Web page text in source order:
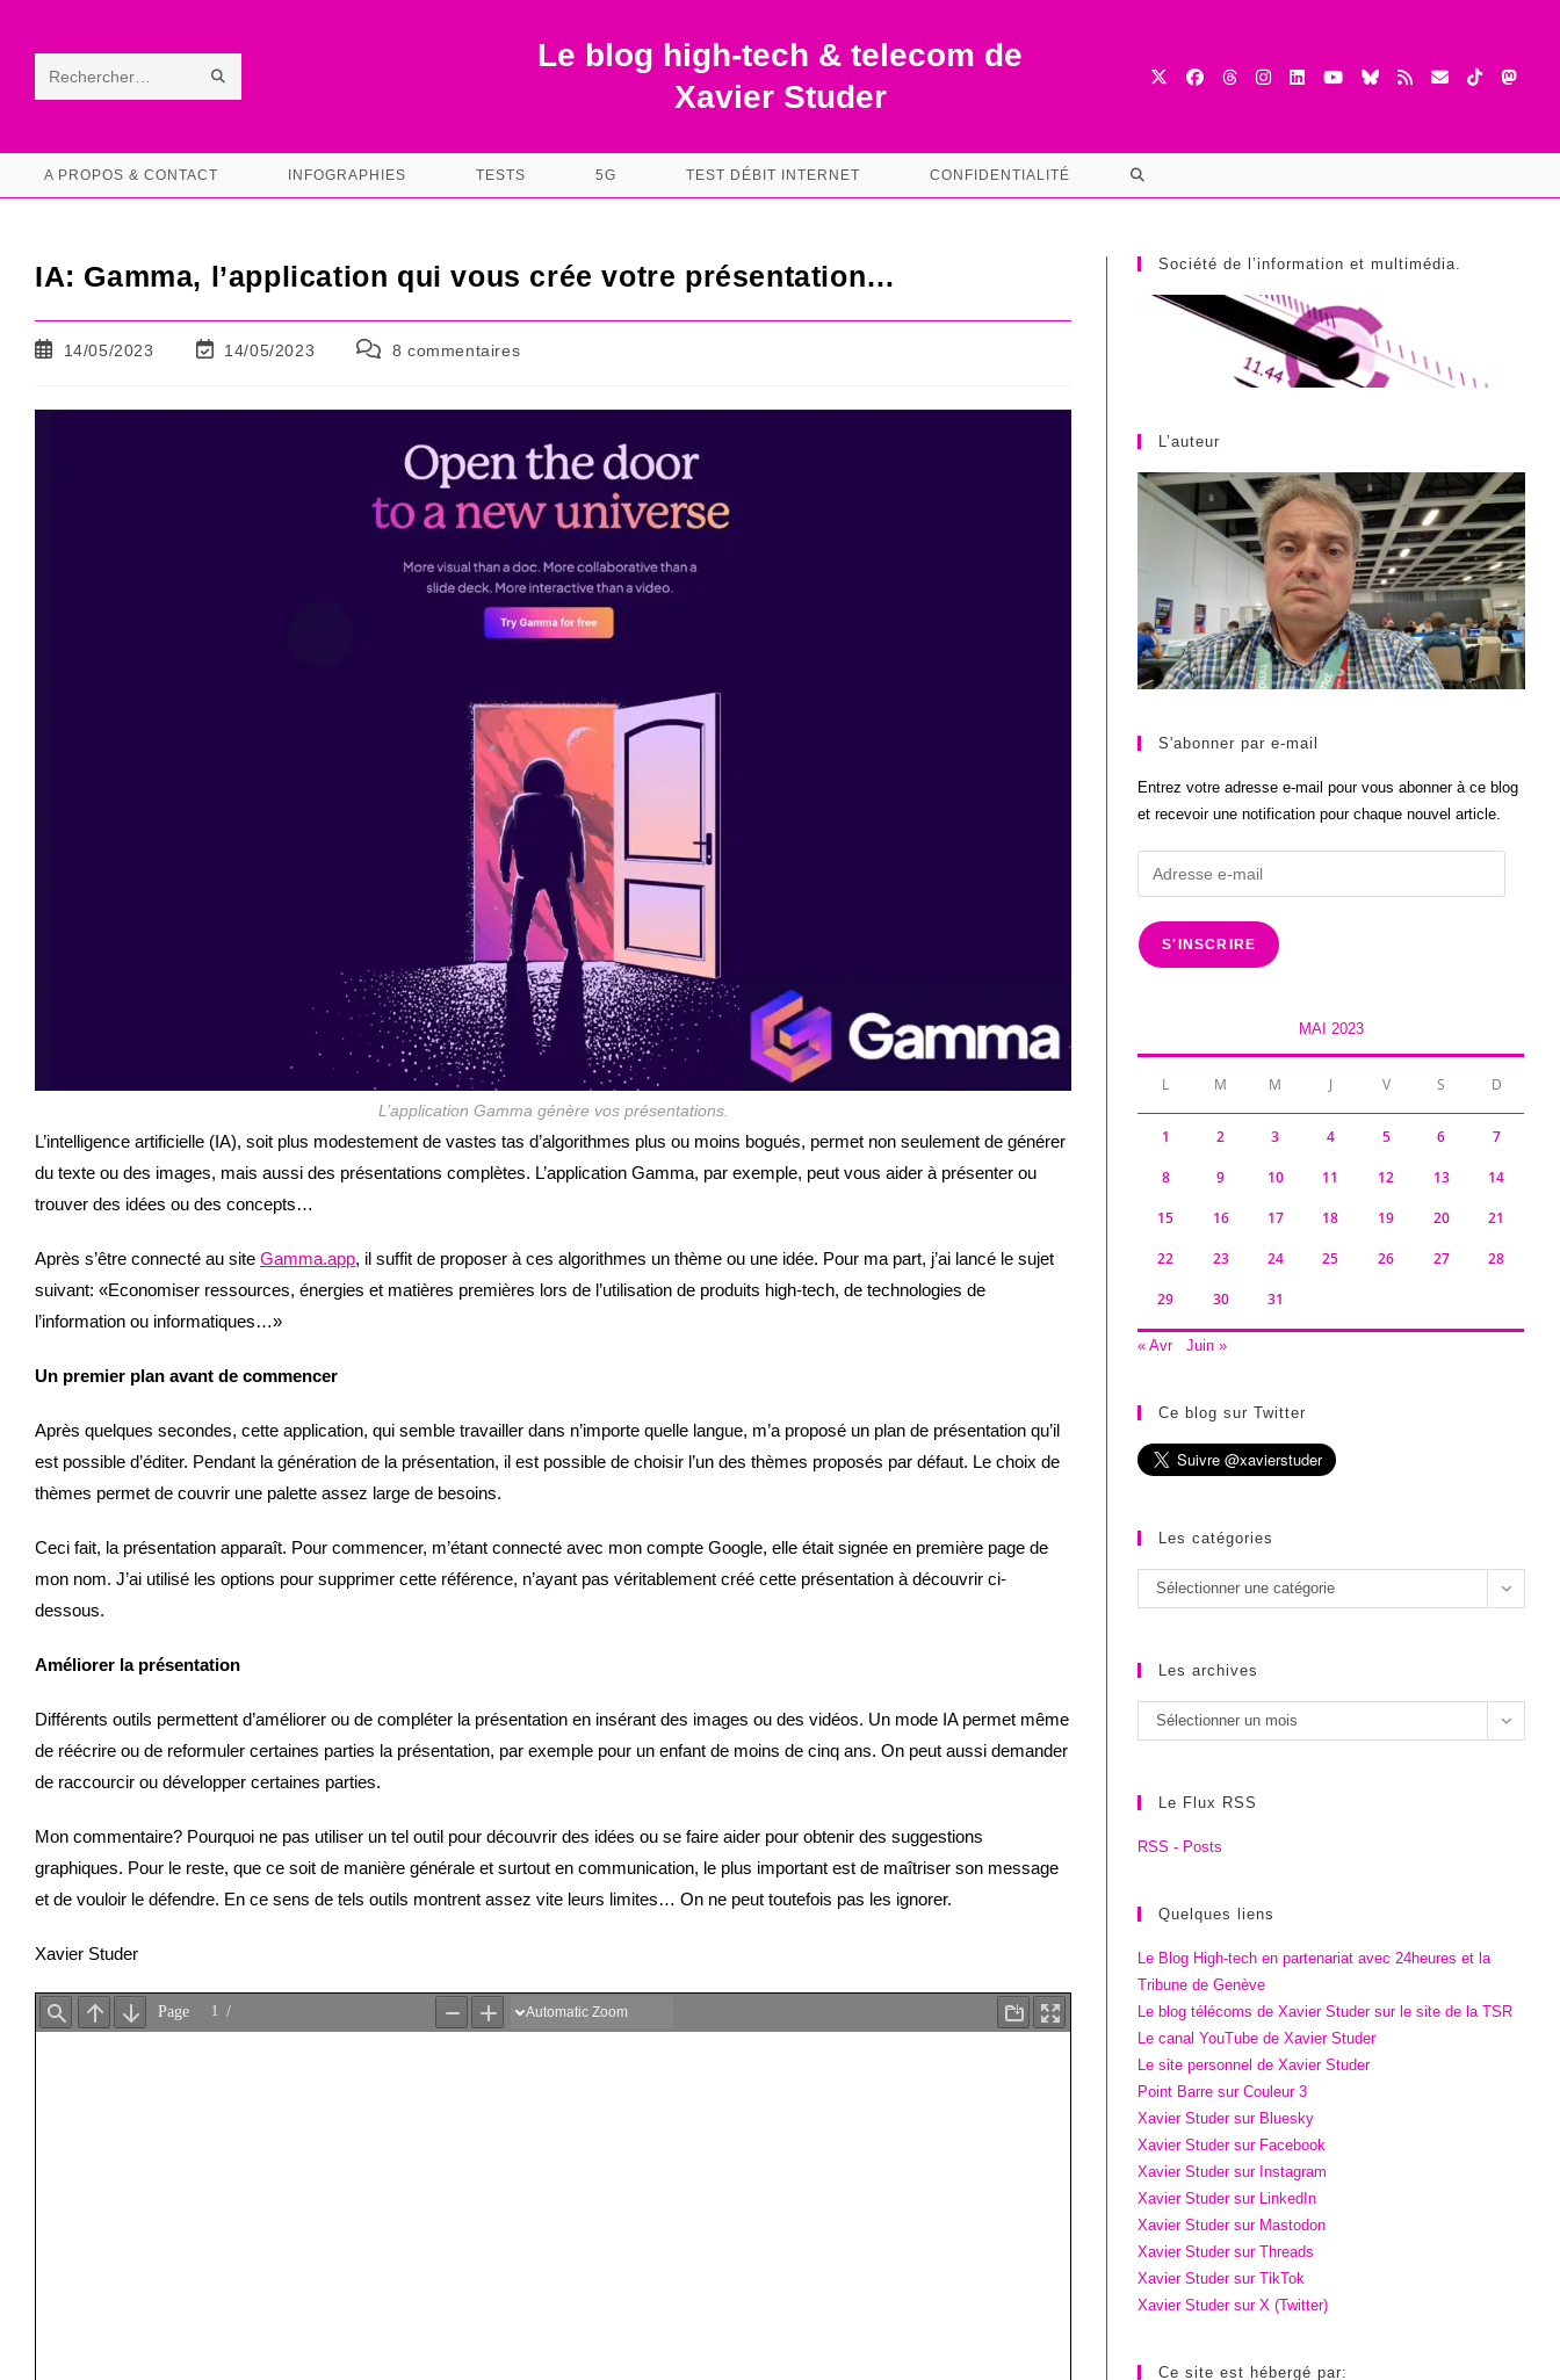
contentRechercher
ce RECHERCHE
Le blog high-tech & telecom de
Xavier Studer
A PROPOS & CONTACT INFOGRAPHIES TESTS 5G TEST DÉBIT INTERNET CONFIDENTIALITÉ TOGGLE
SEARCH
IA: Gamma, l’application qui vous crée votre présentation…
Publication
14/05/2023
Dernière
la
14/05/2023
Commentaires
publication :
8 commentaires
L’application Gamma génère vos présentations.
L’intelligence artificielle (IA), soit plus modestement de vastes tas d’algorithmes plus ou moins bogués, permet non seulement de générer
du texte ou des images, mais aussi des présentations complètes. L’application Gamma, par exemple, peut vous aider à présenter ou
trouver des idées ou des concepts…
Après s’être connecté au site Gamma.app, il suffit de proposer à ces algorithmes un thème ou une idée. Pour ma part, j’ai lancé le sujet
suivant: «Economiser ressources, énergies et matières premières lors de l’utilisation de produits high-tech, de technologies de
l’information ou informatiques…»
Un premier plan avant de commencer
Après quelques secondes, cette application, qui semble travailler dans n’importe quelle langue, m’a proposé un plan de présentation qu’il
est possible d’éditer. Pendant la génération de la présentation, il est possible de choisir l’un des thèmes proposés par défaut. Le choix de
thèmes permet de couvrir une palette assez large de besoins.
Ceci fait, la présentation apparaît. Pour commencer, m’étant connecté avec mon compte Google, elle était signée en première page de
mon nom. J’ai utilisé les options pour supprimer cette référence, n’ayant pas véritablement créé cette présentation à découvrir ci-
dessous.
Améliorer la présentation
Différents outils permettent d’améliorer ou de compléter la présentation en insérant des images ou des vidéos. Un mode IA permet même
de réécrire ou de reformuler certaines parties la présentation, par exemple pour un enfant de moins de cinq ans. On peut aussi demander
de raccourcir ou développer certaines parties.
Mon commentaire? Pourquoi ne pas utiliser un tel outil pour découvrir des idées ou se faire aider pour obtenir des suggestions
graphiques. Pour le reste, que ce soit de manière générale et surtout en communication, le plus important est de maîtriser son message
et de vouloir le défendre. En ce sens de tels outils montrent assez vite leurs limites… On ne peut toutefois pas les ignorer.
Xavier Studer
Société de l’information et multimédia.
L’auteur
S'abonner par e-mail
Entrez votre adresse e-mail pour vous abonner à ce blog
et recevoir une notification pour chaque nouvel article.
Adresse
e-
mail
S'INSCRIRE
MAI 2023
L M M J V S D
1 2 3 4 5 6 7
8 9 10 11 12 13 14
15 16 17 18 19 20 21
22 23 24 25 26 27 28
29 30 31
« Avr Juin »
Ce blog sur Twitter
Les catégories
Les
catégories
Sélectionner une catégorie
Les archives
Les
archives
Sélectionner un mois
Le Flux RSS
RSS - Posts
Quelques liens
Le Blog High-tech en partenariat avec 24heures et la
Tribune de Genève
Le blog télécoms de Xavier Studer sur le site de la TSR
Le canal YouTube de Xavier Studer
Le site personnel de Xavier Studer
Point Barre sur Couleur 3
Xavier Studer sur Bluesky
Xavier Studer sur Facebook
Xavier Studer sur Instagram
Xavier Studer sur LinkedIn
Xavier Studer sur Mastodon
Xavier Studer sur Threads
Xavier Studer sur TikTok
Xavier Studer sur X (Twitter)
Ce site est hébergé par: